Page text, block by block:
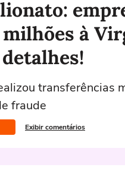
milhões à
transferências
fraude
Exibir comentários